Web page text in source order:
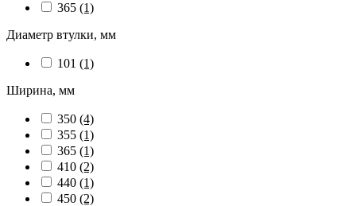
365 (1)
Диаметр втулки, мм
101 (1)
Ширина, мм
350 (4)
355 (1)
365 (1)
410 (2)
440 (1)
450 (2)